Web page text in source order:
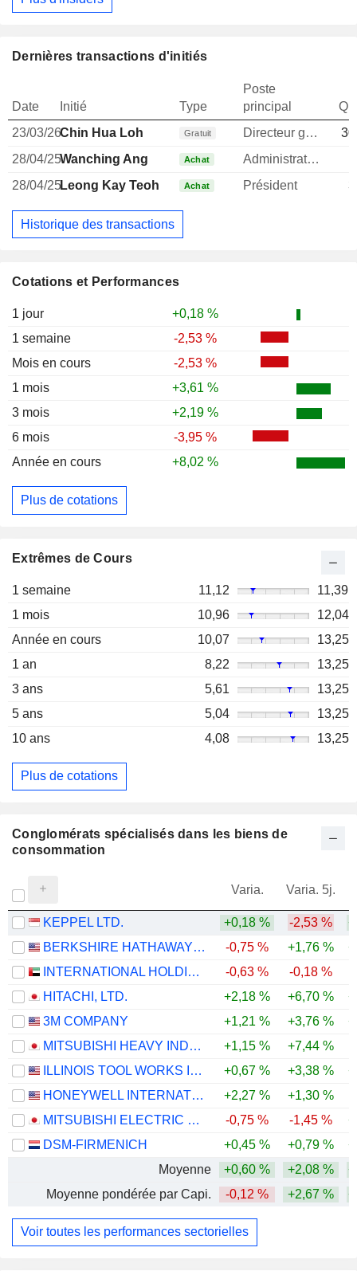
Cotations et Performances
1 jour
+0,18 %
1 semaine
-2,53 %
Mois en cours
-2,53 %
1 mois
+3,61 %
3 mois
+2,19 %
6 mois
-3,95 %
Année en cours
+8,02 %
Plus de cotations
Extrêmes de Cours
1 semaine 11,12
11,39
1 mois
10,96
12,04
Année en cours
10,07
13,25
1 an
8,22
13,25
3 ans
5,61
13,25
5 ans
5,04
13,25
10 ans
4,08 13,25
Plus de cotations
Dernières transactions d'initiés
Date Initié Type
Poste
principal
23/03/26Chin Hua Loh Gratuit Directeur general
28/04/25Wanching Ang Achat Administrateur
28/04/25Leong Kay Teoh Achat Président
Historique des transactions
Conglomérats spécialisés dans les biens de
consommation
Varia. Varia. 5j.
KEPPEL LTD. +0,18 % -2,53 %
BERKSHIRE HATHAWAY INC.
-0,75 % +1,76 %
INTERNATIONAL HOLDING COMPANY
-0,63 % -0,18 %
HITACHI, LTD.
+2,18 % +6,70 %
3M COMPANY
+1,21 % +3,76 %
MITSUBISHI HEAVY INDUSTRIES, LTD.
+1,15 % +7,44 %
ILLINOIS TOOL WORKS INC.
+0,67 % +3,38 %
HONEYWELL INTERNATIONAL INC.
+2,27 % +1,30 %
MITSUBISHI ELECTRIC CORPORATION
-0,75 % -1,45 %
DSM-FIRMENICH
+0,45 % +0,79 %
Moyenne
+0,60 % +2,08 %
Moyenne pondérée par Capi.
-0,12 % +2,67 %
Voir toutes les performances sectorielles